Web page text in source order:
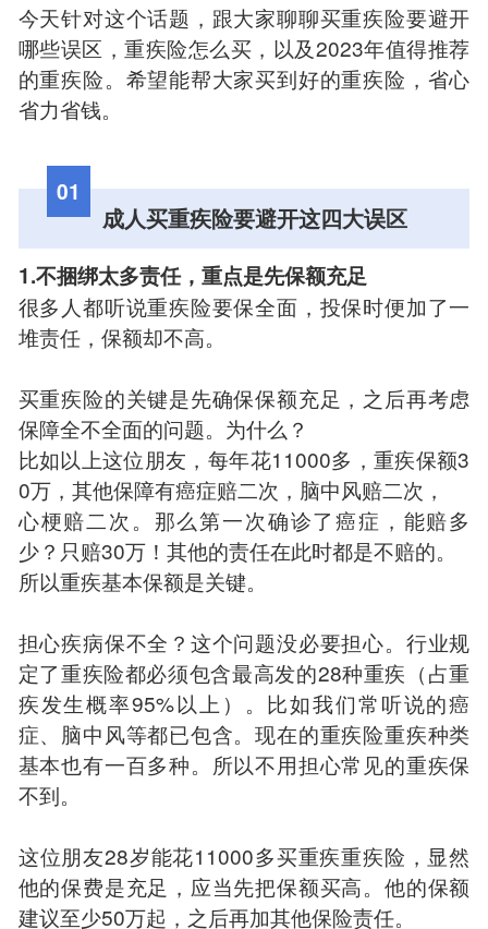
今天针对这个话题，跟大家聊聊买重疾险要避开
哪些误区，重疾险怎么买，以及2023年值得推荐
的重疾险。希望能帮大家买到好的重疾险，省心
省力省钱。
01
成人买重疾险要避开这四大误区
1.不捆绑太多责任，重点是先保额充足
很多人都听说重疾险要保全面，投保时便加了一
堆责任，保额却不高。
买重疾险的关键是先确保保额充足，之后再考虑
保障全不全面的问题。为什么？
比如以上这位朋友，每年花11000多，重疾保额3
0万，其他保障有癌症赔二次，脑中风赔二次，
心梗赔二次。那么第一次确诊了癌症，能赔多
少？只赔30万！其他的责任在此时都是不赔的。
所以重疾基本保额是关键。
担心疾病保不全？这个问题没必要担心。行业规
定了重疾险都必须包含最高发的28种重疾（占重
疾发生概率95%以上）。比如我们常听说的癌
症、脑中风等都已包含。现在的重疾险重疾种类
基本也有一百多种。所以不用担心常见的重疾保
不到。
这位朋友28岁能花11000多买重疾重疾险，显然
他的保费是充足，应当先把保额买高。他的保额
建议至少50万起，之后再加其他保险责任。